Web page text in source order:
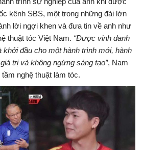
kênh SBS, một trong những đài lớn
lời ngợi khen và đưa tin về anh như
thuật tóc Việt Nam. “Được vinh danh
khởi đầu cho một hành trình mới, hành
trị và không ngừng sáng tạo”, Nam
nghệ thuật làm tóc.